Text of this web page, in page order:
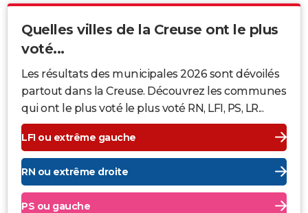
Quelles villes de la Creuse ont le plus
voté...
Les résultats des municipales 2026 sont dévoilés
partout dans la Creuse. Découvrez les communes
qui ont le plus voté le plus voté RN, LFI, PS, LR...
LFI ou extrême gauche
RN ou extrême droite
PS ou gauche